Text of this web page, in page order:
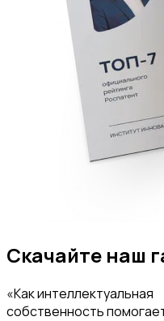
Скачайте наш
«Как интеллектуальная
собственность